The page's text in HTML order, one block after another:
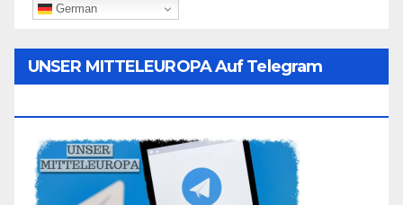
German
UNSER MITTELEUROPA Auf Telegram